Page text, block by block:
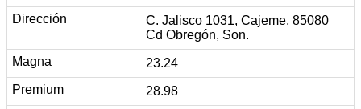
C. Jalisco 1031, Cajeme, 85080
Cd Obregón, Son.
23.24
28.98